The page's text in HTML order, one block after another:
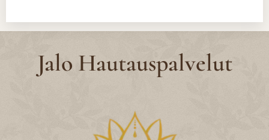
Jalo Hautauspalvelut